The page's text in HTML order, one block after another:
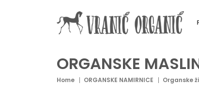
ORGANSKE
Home ORGANSKE NAMIRNICE Organske